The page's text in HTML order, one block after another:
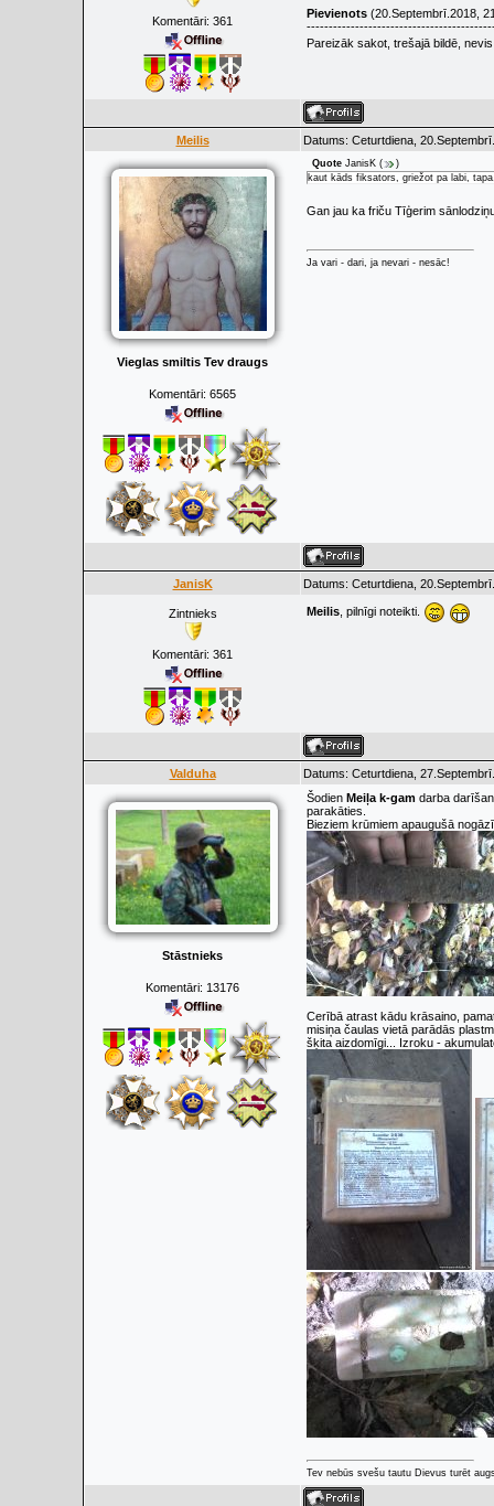
Komentāri: 361
Pievienots (20.Septembrī.2018,
Pareizāk sakot, trešajā bildē,
Meilis Datums: Ceturtdiena,
Vieglas smiltis Tev draugs
Komentāri: 6565
Quote JanisK (
)
kaut kāds fiksators, griežot pa labi,
Gan jau ka friču Tīģerim
Ja vari - dari, ja nevari - nesāc!
JanisK Datums: Ceturtdiena,
Zintnieks
Komentāri: 361
Meilis , pilnīgi noteikti.
Valduha Datums: Ceturtdiena,
Stāstnieks
Komentāri: 13176
Šodien Meiļa k-gam darba
parakāties.
Bieziem krūmiem apaugušā
Cerībā atrast kādu krāsaino,
misiņa čaulas vietā parādās
šķita aizdomīgi... Izroku -
Tev nebūs svešu tautu Dievus turēt